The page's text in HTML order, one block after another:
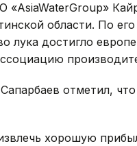
«AsiaWaterGroup»
области. По
лука достигло
отметил,
хорошую